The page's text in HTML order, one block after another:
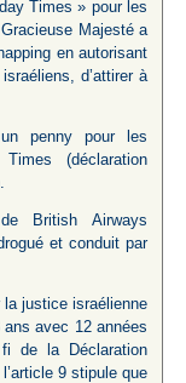
Times » pour les
Majesté a
en autorisant
d’attirer à
penny pour les
(déclaration
British Airways
et conduit par
justice israélienne
avec 12 années
de la Déclaration
9 stipule que